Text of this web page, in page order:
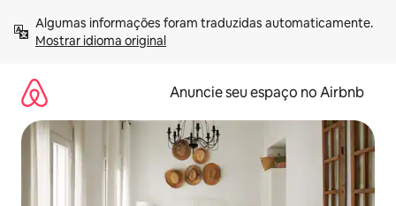
para
Mostrar idioma original
Anuncie seu espaço no Airbnb